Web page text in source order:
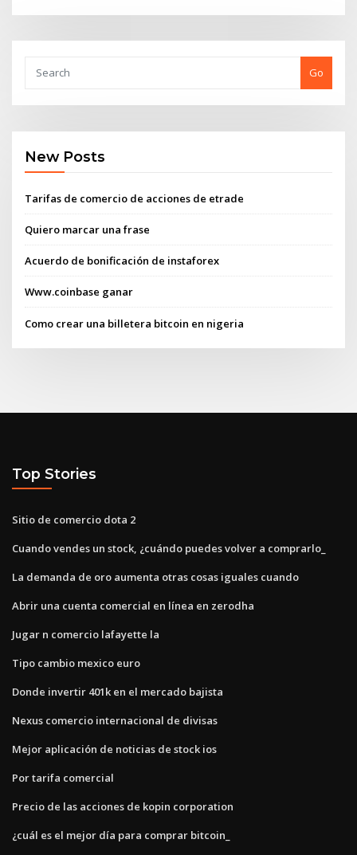
Go
New Posts
Tarifas de comercio de acciones de etrade
Quiero marcar una frase
Acuerdo de bonificación de instaforex
Www.coinbase ganar
Como crear una billetera bitcoin en nigeria
Top Stories
Sitio de comercio dota 2
Cuando vendes un stock, ¿cuándo puedes volver a comprarlo_
La demanda de oro aumenta otras cosas iguales cuando
Abrir una cuenta comercial en línea en zerodha
Jugar n comercio lafayette la
Tipo cambio mexico euro
Donde invertir 401k en el mercado bajista
Nexus comercio internacional de divisas
Mejor aplicación de noticias de stock ios
Por tarifa comercial
Precio de las acciones de kopin corporation
¿cuál es el mejor día para comprar bitcoin_